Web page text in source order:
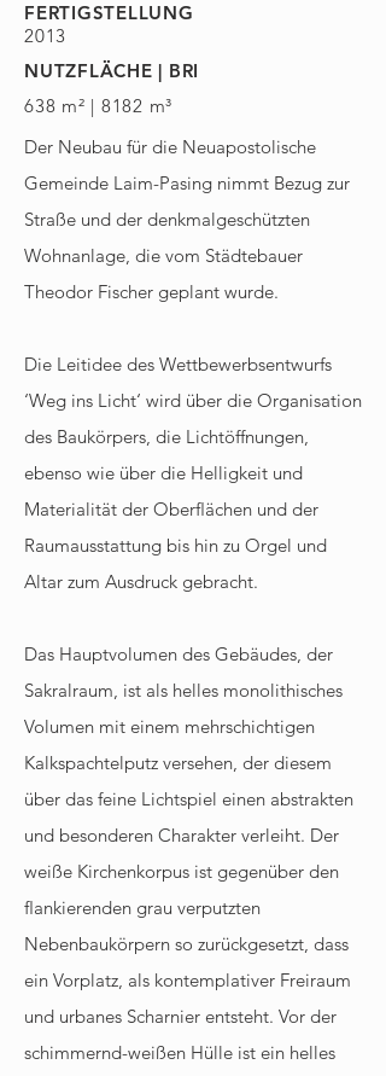
FERTIGSTELLUNG
2013
NUTZFLÄCHE | BRI
638 m² | 8182 m³
Der Neubau für die Neuapostolische
Gemeinde Laim-Pasing nimmt Bezug zur
Straße und der denkmalgeschützten
Wohnanlage, die vom Städtebauer
Theodor Fischer geplant wurde.
Die Leitidee des Wettbewerbsentwurfs
‘Weg ins Licht‘ wird über die Organisation
des Baukörpers, die Lichtöffnungen,
ebenso wie über die Helligkeit und
Materialität der Oberﬂächen und der
Raumausstattung bis hin zu Orgel und
Altar zum Ausdruck gebracht.
Das Hauptvolumen des Gebäudes, der
Sakralraum, ist als helles monolithisches
Volumen mit einem mehrschichtigen
Kalkspachtelputz versehen, der diesem
über das feine Lichtspiel einen abstrakten
und besonderen Charakter verleiht. Der
weiße Kirchenkorpus ist gegenüber den
ﬂankierenden grau verputzten
Nebenbaukörpern so zurückgesetzt, dass
ein Vorplatz, als kontemplativer Freiraum
und urbanes Scharnier entsteht. Vor der
schimmernd-weißen Hülle ist ein helles